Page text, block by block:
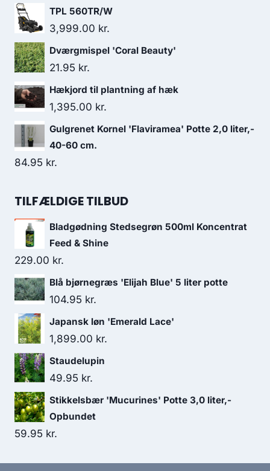
TPL 560TR/W
3,999.00 kr.
Dværgmispel 'Coral Beauty'
21.95 kr.
Hækjord til plantning af hæk
1,395.00 kr.
Gulgrenet Kornel 'Flaviramea' Potte 2,0 liter,-
40-60 cm.
84.95 kr.
TILFÆLDIGE TILBUD
Bladgødning Stedsegrøn 500ml Koncentrat
Feed & Shine
229.00 kr.
Blå bjørnegræs 'Elijah Blue' 5 liter potte
104.95 kr.
Japansk løn 'Emerald Lace'
1,899.00 kr.
Staudelupin
49.95 kr.
Stikkelsbær 'Mucurines' Potte 3,0 liter,-
Opbundet
59.95 kr.